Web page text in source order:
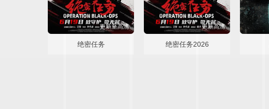
更新至高清
绝密任务
更新高清
绝密任务2026